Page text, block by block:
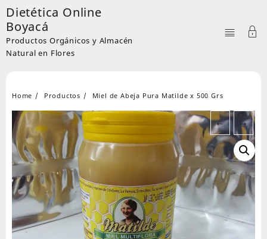
Skip
to
content
Dietética Online
Boyacá
Productos Orgánicos y Almacén
Natural en Flores
Home Productos Miel de Abeja Pura Matilde x 500 Grs
← →